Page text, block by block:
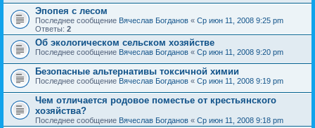
Эпопея с лесом
Последнее сообщение Вячеслав Богданов « Ср июн 11, 2008 9:25 pm
Ответы: 2
Об экологическом сельском хозяйстве
Последнее сообщение Вячеслав Богданов « Ср июн 11, 2008 9:20 pm
Безопасные альтернативы токсичной химии
Последнее сообщение Вячеслав Богданов « Ср июн 11, 2008 9:19 pm
Чем отличается родовое поместье от крестьянского
хозяйства?
Последнее сообщение Вячеслав Богданов « Ср июн 11, 2008 9:18 pm